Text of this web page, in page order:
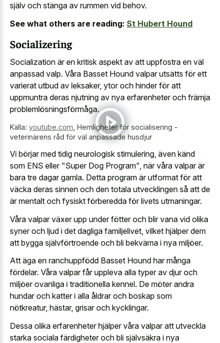
själv och stänga av rummen vid behov.
See what others are reading: St Hubert Hound
Socializering
Socialization är en kritisk aspekt av att uppfostra en väl
anpassad valp. Våra Basset Hound valpar utsätts för ett
varierat utbud av leksaker, ytor och hinder för att
uppmuntra deras njutning av nya erfarenheter och främja
problemlösningsförmåga.
Källa: youtube.com Hemligheter för socialisering -
veterinärens råd för väl anpassade husdjur
Vi börjar med tidig neurologisk stimulering, även känd
som ENS eller "Super Dog Program", när våra valpar är
bara tre dagar gamla. Detta program är utformat för att
väcka deras sinnen och den totala utvecklingen så att de
är mentalt och fysiskt förberedda för livets utmaningar.
Våra valpar växer upp under fötter och blir vana vid olika
syner och ljud i det dagliga familjelivet, vilket hjälper dem
att bygga självförtroende och bli bekväma i nya miljöer.
Att äga en ranchuppfödd Basset Hound har många
fördelar. Våra valpar får uppleva alla typer av djur och
miljöer ovanliga i traditionella kennel. De möter andra
hundar och katter i alla åldrar och boskap som
nötkreatur, hästar, grisar och kycklingar.
Dessa olika erfarenheter hjälper våra valpar att utveckla
starka sociala färdigheter och bli självsäkra i nya